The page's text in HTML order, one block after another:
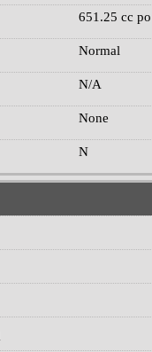
651.25 cc
Normal
N/A
None
N